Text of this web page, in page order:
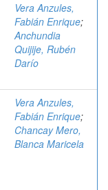
Vera Anzules,
Fabián Enrique;
Anchundia
Quijije, Rubén
Darío
Vera Anzules,
Fabián Enrique;
Chancay Mero,
Blanca Maricela